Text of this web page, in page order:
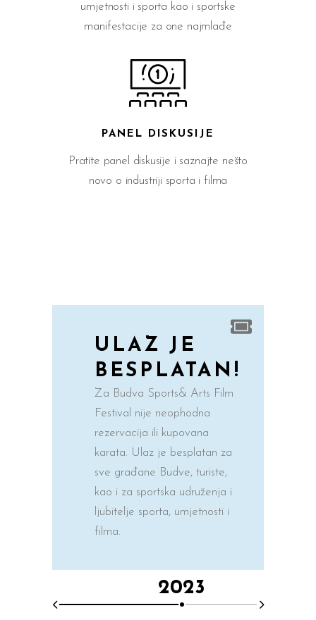
umjetnosti i sporta kao i sportske
manifestacije za one najmlađe
PANEL DISKUSIJE
Pratite panel diskusije i saznajte nešto
novo o industriji sporta i filma
ULAZ JE
BESPLATAN!
Za Budva Sports& Arts Film
Festival nije neophodna
rezervacija ili kupovana
karata. Ulaz je besplatan za
sve građane Budve, turiste,
kao i za sportska udruženja i
ljubitelje sporta, umjetnosti i
filma.
2023